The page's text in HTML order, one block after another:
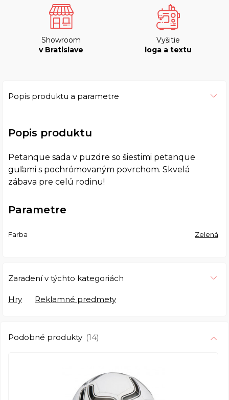
Showroom
v Bratislave
Vyšitie
loga a textu
Popis produktu a parametre
Popis produktu
Petanque sada v puzdre so šiestimi petanque
guľami s pochrómovaným povrchom. Skvelá
zábava pre celú rodinu!
Parametre
Farba Zelená
Zaradení v týchto kategoriách
Hry Reklamné predmety
Podobné produkty (14)